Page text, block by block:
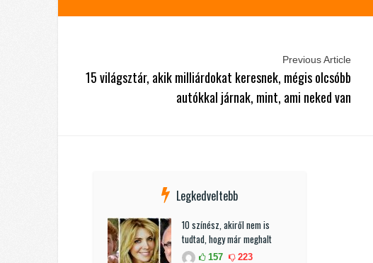
Previous Article
15 világsztár, akik milliárdokat keresnek, mégis olcsóbb
autókkal járnak, mint, ami neked van
Legkedveltebb
10 színész, akiről nem is
tudtad, hogy már meghalt
157 223